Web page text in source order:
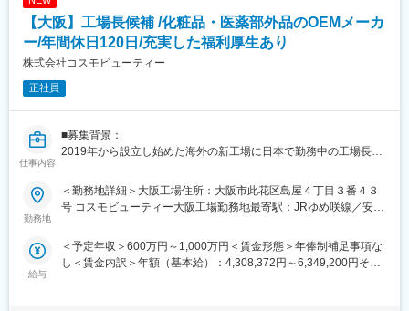
らサービス＆サポートするポジションです。 サポート＆サービス
の品質を高め、お客様にご提案することで、お客様からの信頼や
安心を獲得いただきます。
だけるフォロー体制がございます。
また、年間カリキュラムに沿って適宜研修も実施しております。※
ルセンターに届くお問い合わせ内容を把握していただくための研
修等。、
これまでの「機械構造を理解し、見立てる力」はそのまま活かせ
ます。
【大阪】工場長候補 /化粧品・医薬部外品のOEMメーカ
ー/年間休日120日/充実した福利厚生あり
株式会社コスモビューティー
正社員
仕事内容
■募集背景：
2019年から設立し始めた海外の新工場に日本で勤務中の工場長が
■職務内容：
OEM化粧品、医薬部外品、ヘアケア製品を中心に工場管理者とし
現場で１つ１つの製品の作り方を指導したり、現場の巡回も行う
ため、かなり現場寄りな仕事内容となります。
勤務地
＜勤務地詳細＞大阪工場住所：大阪市此花区島屋４丁目３番４３
号 コスモビューティー大阪工場勤務地最寄駅：JRゆめ咲線／安治
の定める事業所
給与
＜予定年収＞600万円～1,000万円＜賃金形態＞年俸制補足事項な
し＜賃金内訳＞年額（基本給）：4,308,372円～6,349,200円その